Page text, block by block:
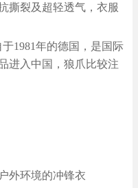
撕裂及超轻透气，衣服
1981年的德国，是国际
进入中国，狼爪比较注